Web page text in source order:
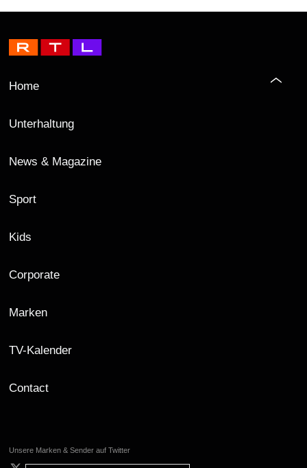
Home
Unterhaltung
News & Magazine
Sport
Kids
Corporate
Marken
TV-Kalender
Contact
Unsere Marken & Sender auf Twitter